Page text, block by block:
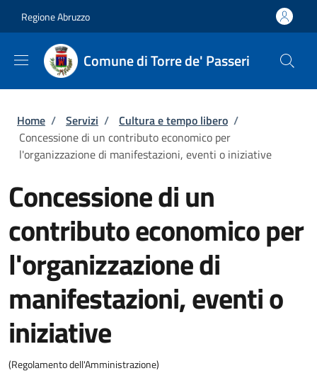
Regione Abruzzo
Comune di Torre de' Passeri
Briciole di pane
Home / Servizi / Cultura e tempo libero /
Concessione di un contributo economico per
l'organizzazione di manifestazioni, eventi o iniziative
Concessione di un
contributo economico per
l'organizzazione di
manifestazioni, eventi o
iniziative
(Regolamento dell'Amministrazione)